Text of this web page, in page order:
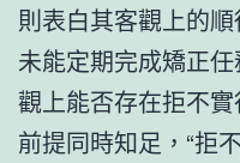
則表白其客觀上的
未能定期完成矯正
觀上能否存在拒不
前提同時知足，“拒